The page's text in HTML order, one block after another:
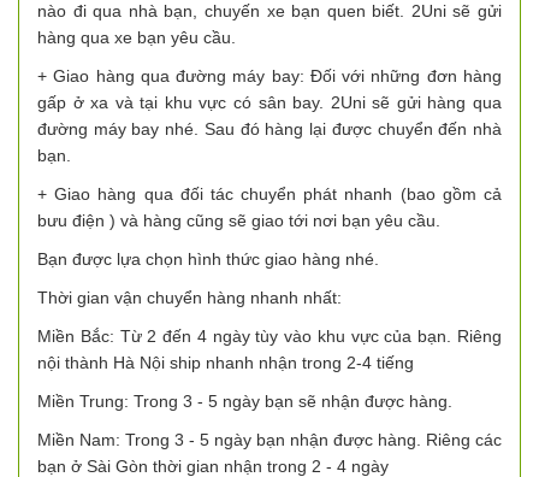
nào đi qua nhà bạn, chuyến xe bạn quen biết. 2Uni sẽ gửi
hàng qua xe bạn yêu cầu.
+ Giao hàng qua đường máy bay: Đối với những đơn hàng
gấp ở xa và tại khu vực có sân bay. 2Uni sẽ gửi hàng qua
đường máy bay nhé. Sau đó hàng lại được chuyển đến nhà
bạn.
+ Giao hàng qua đối tác chuyển phát nhanh (bao gồm cả
bưu điện ) và hàng cũng sẽ giao tới nơi bạn yêu cầu.
Bạn được lựa chọn hình thức giao hàng nhé.
Thời gian vận chuyển hàng nhanh nhất:
Miền Bắc: Từ 2 đến 4 ngày tùy vào khu vực của bạn. Riêng
nội thành Hà Nội ship nhanh nhận trong 2-4 tiếng
Miền Trung: Trong 3 - 5 ngày bạn sẽ nhận được hàng.
Miền Nam: Trong 3 - 5 ngày bạn nhận được hàng. Riêng các
bạn ở Sài Gòn thời gian nhận trong 2 - 4 ngày